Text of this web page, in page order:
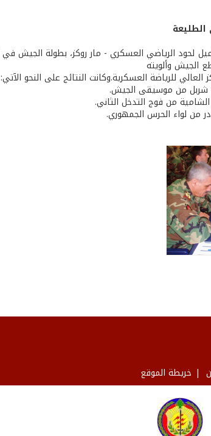
الجيش وألويته
للرياضة العسكرية.وكانت النتائج على النحو الآتي:
شربل من موسيقى الجيش.
الشامية من فوج التدخل الثاني.
من لواء الحرس الجمهوري.
خريطة الموقع